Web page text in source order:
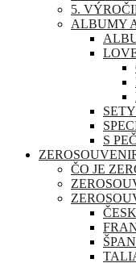
5.
ALBUMY
S
ČO JE